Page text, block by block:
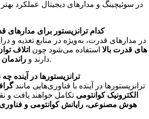
کدام ترانزیستور برای
در مدارهای قدرت، به‌ویژه در منابع تغذیه و
MOSFETهای قدرت بالا استفاده می‌شود چون اتلاف
دارند وارائه می‌دهند.
ترانزیستورها در آینده
ترانزیستورها در آینده با فناوری‌هایی مانند
الکترونیک کوانتومی تکامل خواهند یافت
هوش مصنوعی، رایانش کوانتومی و